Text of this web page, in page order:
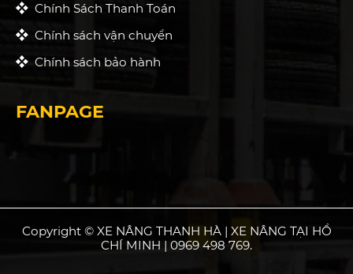
Chính Sách Thanh Toán
Chính sách vận chuyển
Chính sách bảo hành
FANPAGE
Copyright © XE NÂNG THANH HÀ | XE NÂNG TẠI HỒ
CHÍ MINH | 0969 498 769.